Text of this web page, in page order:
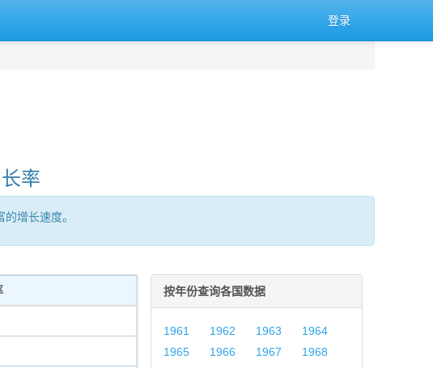
登录
率
增长速度。
按年份查询各国数据
1961 1962 1963
1964
1965
1966 1967
1968